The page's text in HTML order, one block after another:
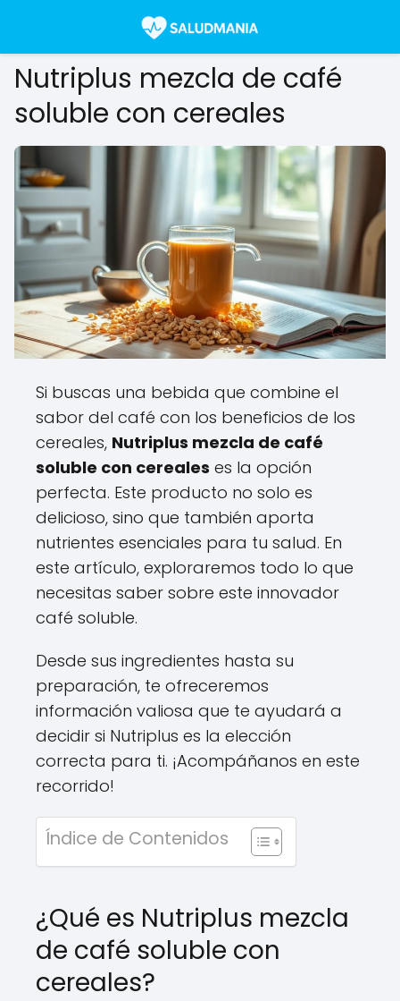
Nutriplus mezcla de café
soluble con cereales
Si buscas una bebida que combine el
sabor del café con los beneficios de los
cereales, Nutriplus mezcla de café
soluble con cereales es la opción
perfecta. Este producto no solo es
delicioso, sino que también aporta
nutrientes esenciales para tu salud. En
este artículo, exploraremos todo lo que
necesitas saber sobre este innovador
café soluble.
Desde sus ingredientes hasta su
preparación, te ofreceremos
información valiosa que te ayudará a
decidir si Nutriplus es la elección
correcta para ti. ¡Acompáñanos en este
recorrido!
Índice de Contenidos
¿Qué es Nutriplus mezcla
de café soluble con
cereales?